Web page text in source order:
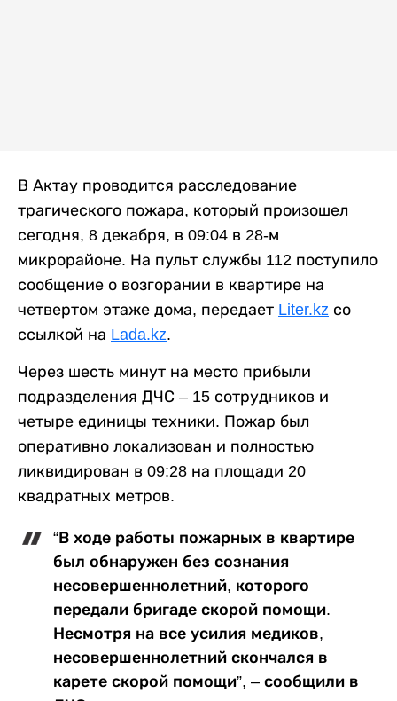
В Актау проводится расследование
трагического пожара, который произошел
сегодня, 8 декабря, в 09:04 в 28-м
микрорайоне. На пульт службы 112 поступило
сообщение о возгорании в квартире на
четвертом этаже дома, передает Liter.kz со
ссылкой на Lada.kz.
Через шесть минут на место прибыли
подразделения ДЧС – 15 сотрудников и
четыре единицы техники. Пожар был
оперативно локализован и полностью
ликвидирован в 09:28 на площади 20
квадратных метров.
“В ходе работы пожарных в квартире
был обнаружен без сознания
несовершеннолетний, которого
передали бригаде скорой помощи.
Несмотря на все усилия медиков,
несовершеннолетний скончался в
карете скорой помощи”, – сообщили в